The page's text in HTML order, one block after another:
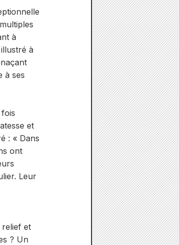
à
à
à ses
et
: « Dans
ont
Leur
relief et
? Un